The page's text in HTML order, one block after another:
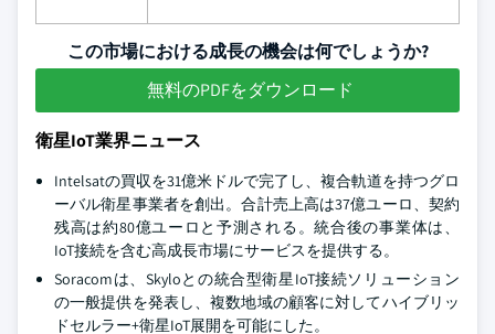
この市場における成長の機会は何でしょうか?
無料のPDFをダウンロード
衛星IoT業界ニュース
Intelsatの買収を31億米ドルで完了し、複合軌道を持つグロ
ーバル衛星事業者を創出。合計売上高は37億ユーロ、契約
残高は約80億ユーロと予測される。統合後の事業体は、
IoT接続を含む高成長市場にサービスを提供する。
Soracomは、Skyloとの統合型衛星IoT接続ソリューション
の一般提供を発表し、複数地域の顧客に対してハイブリッ
ドセルラー+衛星IoT展開を可能にした。